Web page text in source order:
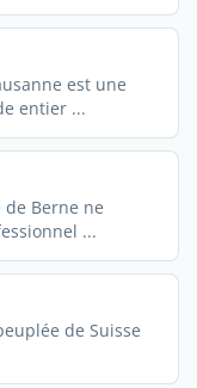
est une
entier ...
Berne ne
...
de Suisse